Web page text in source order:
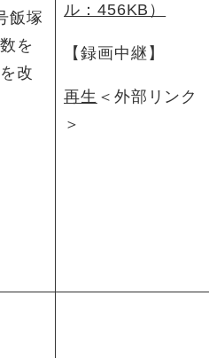
飯塚
を
改
ル：456KB）
【録画中継】
再生 ＜外部リンク
＞